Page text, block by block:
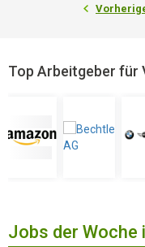
Top Arbeitgeber für
Jobs der Woche